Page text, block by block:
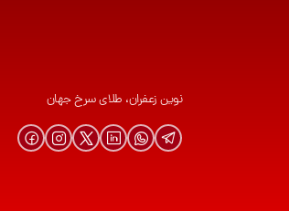
نوین زعفران، طلای سرخ جهان